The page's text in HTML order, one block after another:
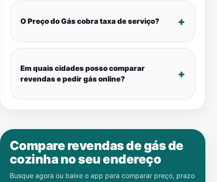
O Preço do Gás cobra taxa de serviço?
Em quais cidades posso comparar
revendas e pedir gás online?
Compare revendas de gás de
cozinha no seu endereço
Busque agora ou baixe o app para comparar preço, prazo